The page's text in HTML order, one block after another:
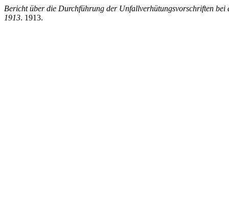
Bericht über die Durchführung der Unfallverhütungsvorschriften
1913. 1913.